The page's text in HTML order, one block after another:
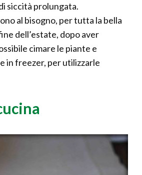
siccità prolungata.
al bisogno, per tutta la bella
dell’estate, dopo aver
cimare le piante e
in freezer, per utilizzarle